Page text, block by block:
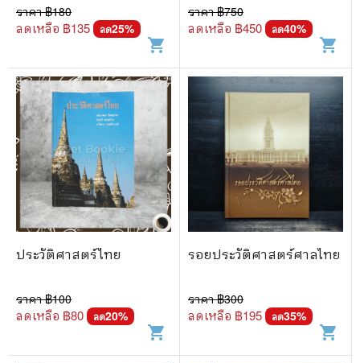
ราคา ฿180
ลดเหลือ ฿135 ลด25%
shopping_cart
ราคา ฿750
ลดเหลือ ฿450 ลด40%
shopping_cart
ประวัติศาสตร์ไทย
ราคา ฿100
ลดเหลือ ฿80 ลด20%
shopping_cart
รอยประวัติศาสตร์ศาลไทย
ราคา ฿300
ลดเหลือ ฿195 ลด35%
shopping_cart